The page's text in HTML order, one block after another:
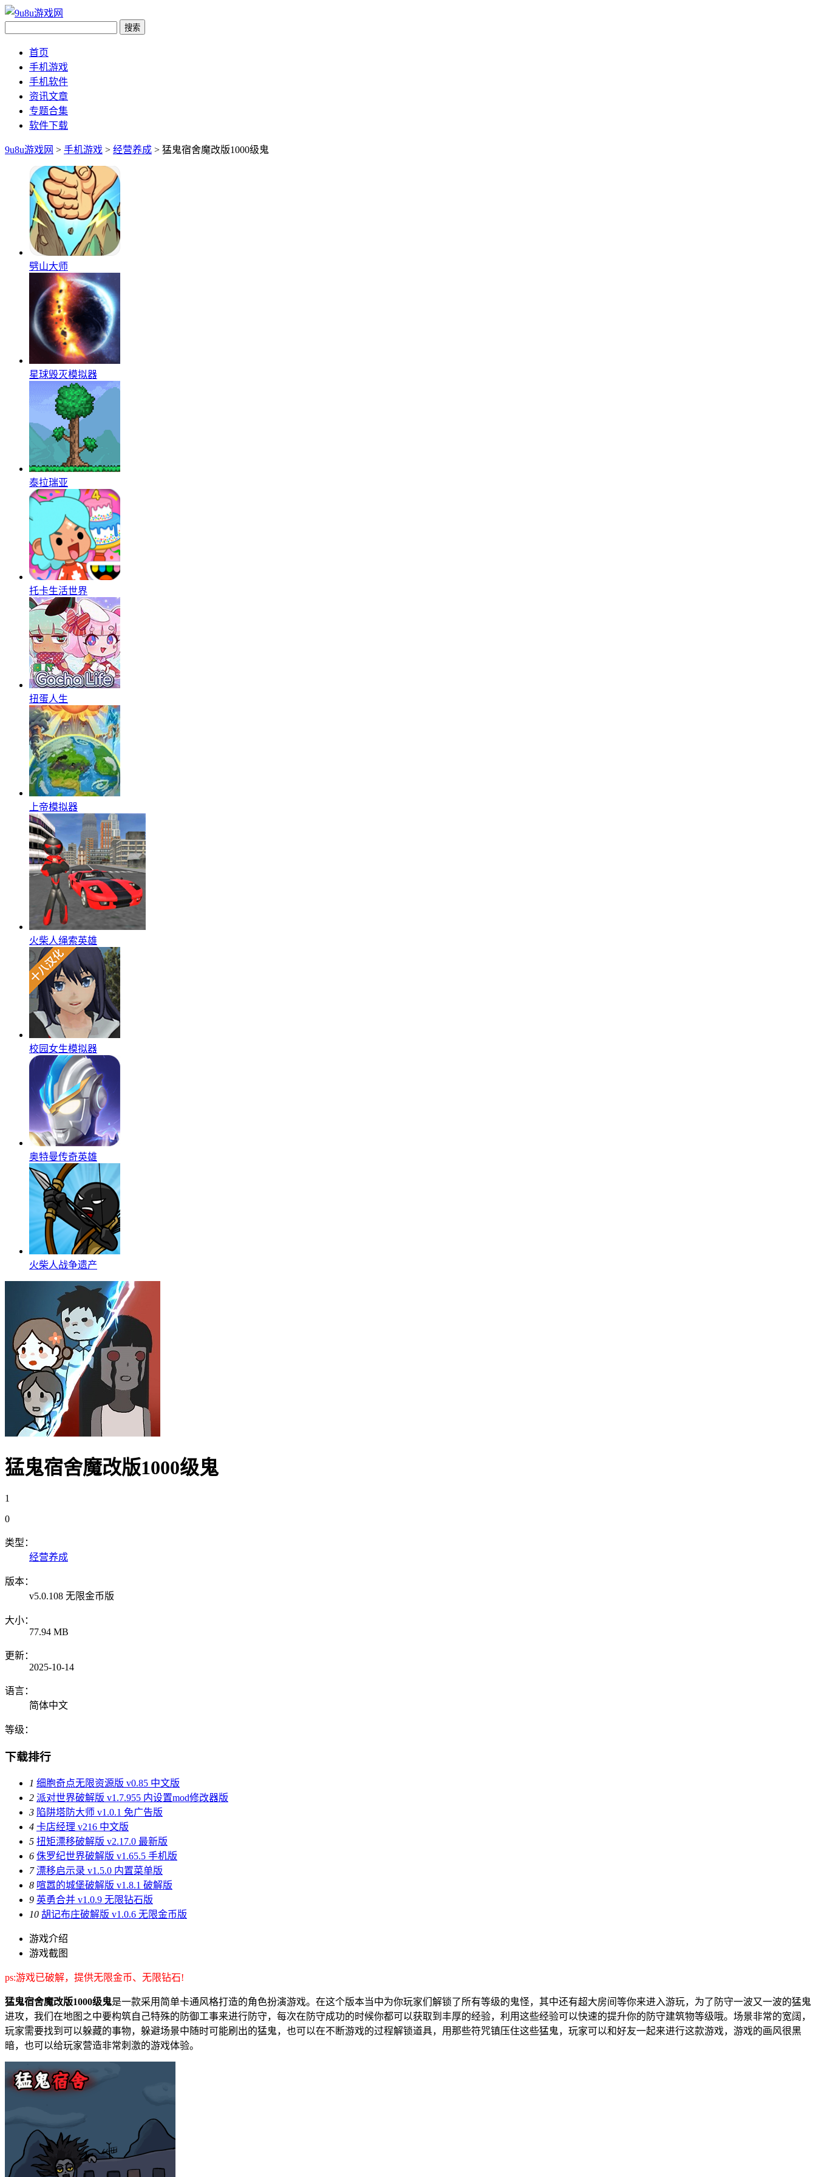
首页
手机游戏
手机软件
资讯文章
专题合集
软件下载
9u8u游戏网 > 手机游戏 > 经营养成 > 猛鬼宿舍魔改版1000级鬼
劈山大师
星球毁灭模拟器
泰拉瑞亚
托卡生活世界
扭蛋人生
上帝模拟器
火柴人绳索英雄
校园女生模拟器
奥特曼传奇英雄
火柴人战争遗产
猛鬼宿舍魔改版1000级鬼
1
0
类型：
经营养成
版本：
v5.0.108 无限金币版
大小：
77.94 MB
更新：
2025-10-14
语言：
简体中文
等级：
下载排行
1 细胞奇点无限资源版 v0.85 中文版
2 派对世界破解版 v1.7.955 内设置mod修改器版
3 陷阱塔防大师 v1.0.1 免广告版
4 卡店经理 v216 中文版
5 扭矩漂移破解版 v2.17.0 最新版
6 侏罗纪世界破解版 v1.65.5 手机版
7 漂移启示录 v1.5.0 内置菜单版
8 喧嚣的城堡破解版 v1.8.1 破解版
9 英勇合并 v1.0.9 无限钻石版
10 胡记布庄破解版 v1.0.6 无限金币版
游戏介绍
游戏截图
ps:游戏已破解，提供无限金币、无限钻石!
猛鬼宿舍魔改版1000级鬼是一款采用简单卡通风格打造的角色扮演游戏。在这个版本当中为你玩家们解锁了所有等级的鬼怪，其中还有超大房间等你来进入游玩，为了防守一波又一波的猛鬼
进攻，我们在地图之中要构筑自己特殊的防御工事来进行防守，每次在防守成功的时候你都可以获取到丰厚的经验，利用这些经验可以快速的提升你的防守建筑物等级哦。场景非常的宽阔，
玩家需要找到可以躲藏的事物，躲避场景中随时可能刷出的猛鬼，也可以在不断游戏的过程解锁道具，用那些符咒镇压住这些猛鬼，玩家可以和好友一起来进行这款游戏，游戏的画风很黑
暗，也可以给玩家营造非常刺激的游戏体验。